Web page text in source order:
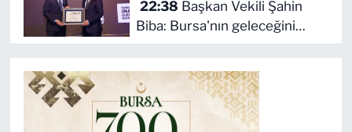
22:38
Biba: Bursa'nın geleceğini
bütüncül anlayışla planlıyoruz